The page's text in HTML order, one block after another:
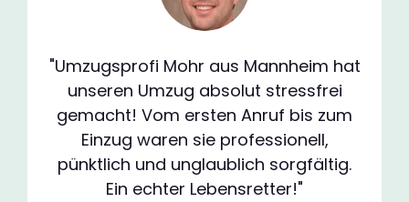
"Umzugsprofi Mohr aus Mannheim hat
unseren Umzug absolut stressfrei
gemacht! Vom ersten Anruf bis zum
Einzug waren sie professionell,
pünktlich und unglaublich sorgfältig.
Ein echter Lebensretter!"